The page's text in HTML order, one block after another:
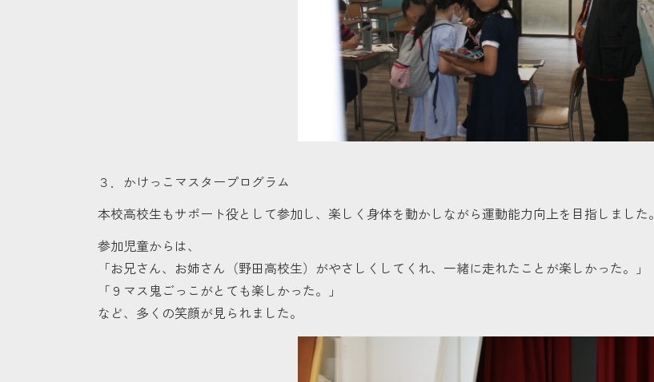
３．かけっこマスタープログラム
本校高校生もサポート役として参加し、楽しく身体を動かしながら運動能力向上を目指しました。
参加児童からは、
「お兄さん、お姉さん（野田高校生）がやさしくしてくれ、一緒に走れたことが楽しかった。」
「９マス鬼ごっこがとても楽しかった。」
など、多くの笑顔が見られました。